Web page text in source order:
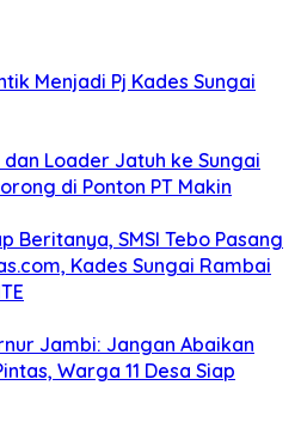
Menjadi Pj Kades Sungai
dan Loader Jatuh ke Sungai
di Ponton PT Makin
Beritanya, SMSI Tebo Pasang
Kades Sungai Rambai
Jambi: Jangan Abaikan
Warga 11 Desa Siap